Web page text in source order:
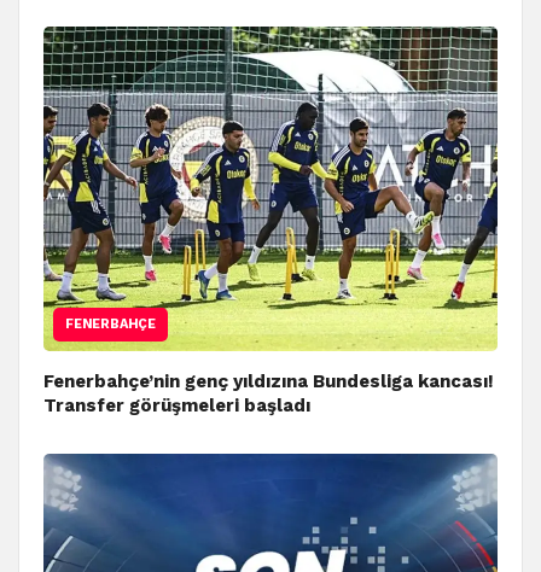
FENERBAHÇE
Fenerbahçe’nin genç yıldızına Bundesliga kancası!
Transfer görüşmeleri başladı